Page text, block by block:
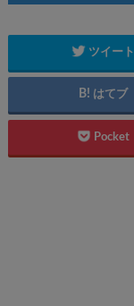
ツイート
はてブ
Pocket